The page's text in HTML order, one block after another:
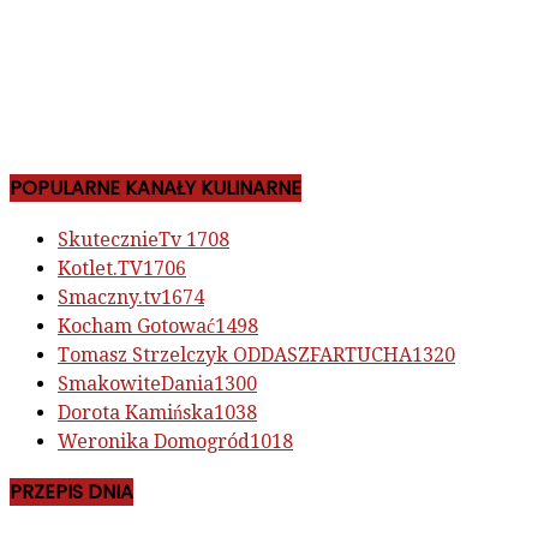
POPULARNE KANAŁY KULINARNE
SkutecznieTv 1708
Kotlet.TV1706
Smaczny.tv1674
Kocham Gotować1498
Tomasz Strzelczyk ODDASZFARTUCHA1320
SmakowiteDania1300
Dorota Kamińska1038
Weronika Domogród1018
PRZEPIS DNIA